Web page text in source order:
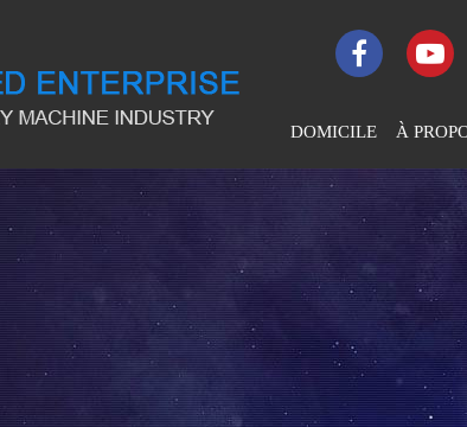
DOMICILE À
Profil De
Culture
Honneur
Historique